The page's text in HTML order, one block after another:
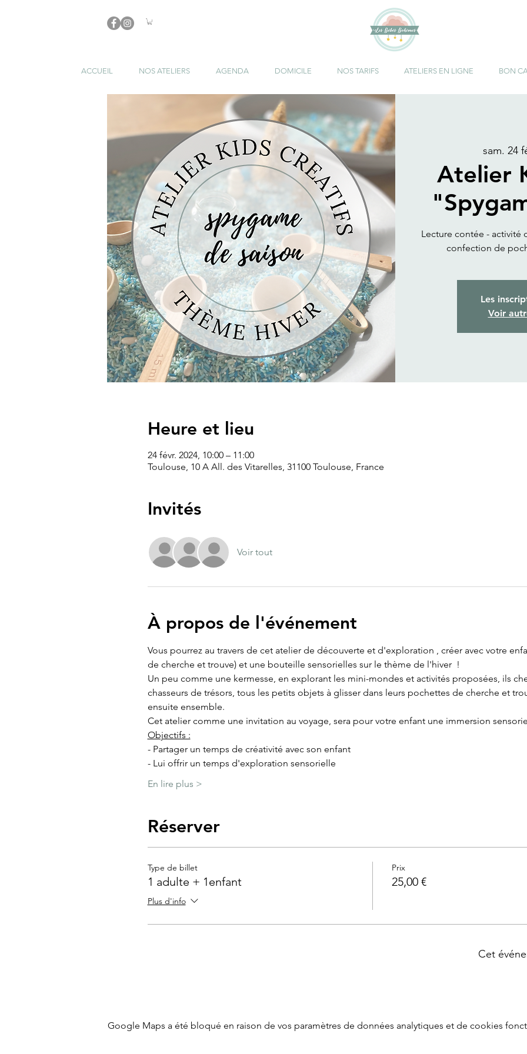
ACCUEIL NOS ATELIERS AGENDA DOMICILE NOS TARIFS ATELIERS EN LIGNE BON
sam. 24
Atelier
Lecture contée - activité
confection de
Les
Voir
Heure et lieu
24 févr. 2024, 10:00 – 11:00
Toulouse, 10 A All. des Vitarelles, 31100 Toulouse, France
Invités
Voir tout
À propos de l'événement
Vous pourrez au travers de cet atelier de découverte et d'exploration , créer avec votre
de cherche et trouve) et une bouteille sensorielles sur le thème de l'hiver  !
Un peu comme une kermesse, en explorant les mini-mondes et activités proposées, ils
chasseurs de trésors, tous les petits objets à glisser dans leurs pochettes de cherche et
ensuite ensemble.
Cet atelier comme une invitation au voyage, sera pour votre enfant une immersion
Objectifs :
- Partager un temps de créativité avec son enfant
- Lui offrir un temps d'exploration sensorielle
En lire plus >
Réserver
Type de billet
1 adulte + 1enfant
Plus d'info
Prix
25,00 €
Cet
Google Maps a été bloqué en raison de vos paramètres de données analytiques et de cookies